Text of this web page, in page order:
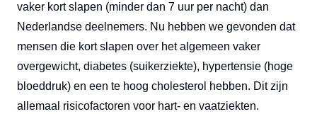
vaker kort slapen (minder dan 7 uur per nacht) dan
Nederlandse deelnemers. Nu hebben we gevonden dat
mensen die kort slapen over het algemeen vaker
overgewicht, diabetes (suikerziekte), hypertensie (hoge
bloeddruk) en een te hoog cholesterol hebben. Dit zijn
allemaal risicofactoren voor hart- en vaatziekten.